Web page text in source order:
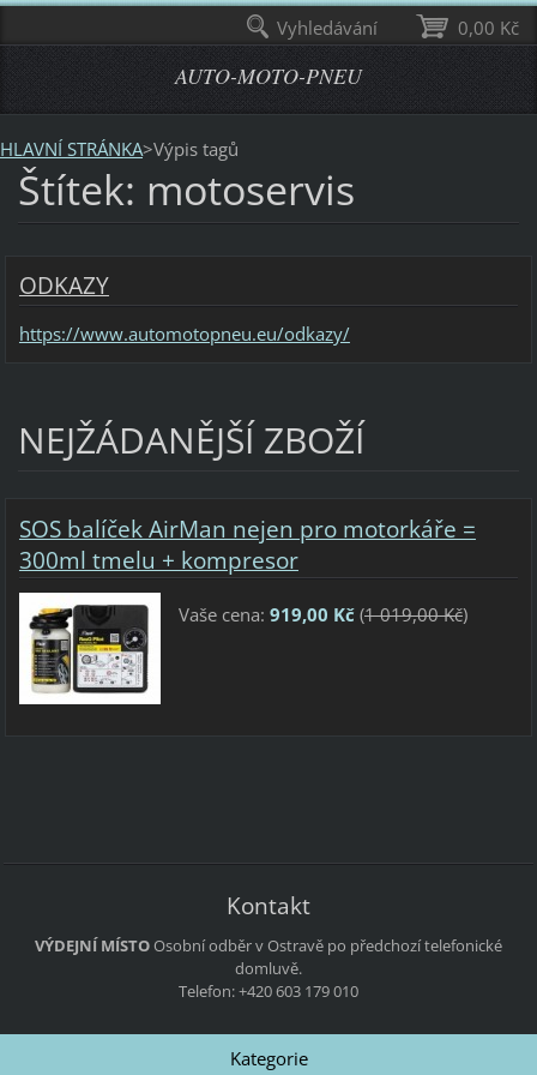
AUTO-MOTO-PNEU
HLAVNÍ STRÁNKA>Výpis tagů
Štítek: motoservis
ODKAZY
https://www.automotopneu.eu/odkazy/
NEJŽÁDANĚJŠÍ ZBOŽÍ
SOS balíček AirMan nejen pro motorkáře =
300ml tmelu + kompresor
Vaše cena: 919,00 Kč(1 019,00 Kč)
Kontakt
VÝDEJNÍ MÍSTOOsobní odběr v Ostravě po předchozí telefonické
domluvě.
Telefon: +420 603 179 010
Kategorie
0,00 Kč
Vyhledávání